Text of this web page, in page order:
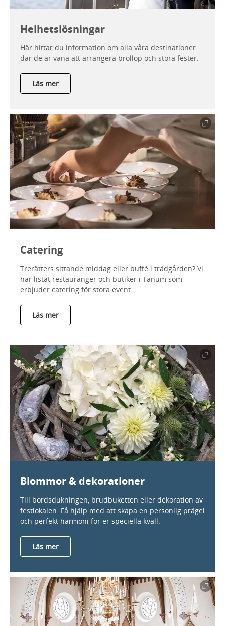
Helhetslösningar
Här hittar du information om alla våra destinationer
där de är vana att arrangera bröllop och stora fester.
Läs mer
Catering
Trerätters sittande middag eller buffé i trädgården? Vi
har listat restauranger och butiker i Tanum som
erbjuder catering för stora event.
Läs mer
Blommor & dekorationer
Till bordsdukningen, brudbuketten eller dekoration av
festlokalen. Få hjälp med att skapa en personlig prägel
och perfekt harmoni för er speciella kväll.
Läs mer